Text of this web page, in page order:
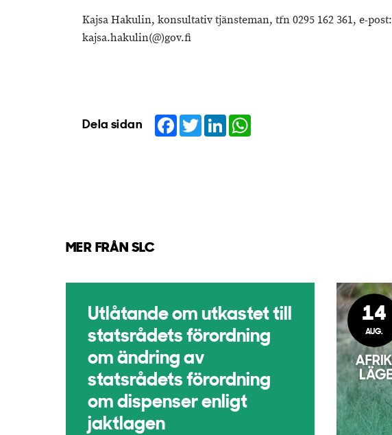
Kajsa Hakulin, konsultativ tjänsteman, tfn 0295 162 361, e-post:
kajsa.hakulin(@)gov.fi
Dela sidan Facebook
TwitterLinkedIn
MER FRÅN SLC
Utlåtande om utkastet till
statsrådets förordning
om ändring av
statsrådets förordning
om dispenser enligt
jaktlagen
14
AUG.